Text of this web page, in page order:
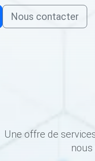
Nous contacter
Une offre de